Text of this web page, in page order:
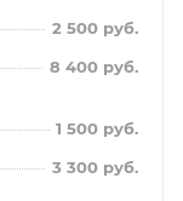
2 500 руб.
8 400 руб.
1 500 руб.
3 300 руб.